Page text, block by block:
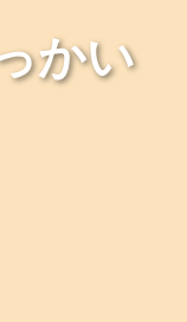
かい